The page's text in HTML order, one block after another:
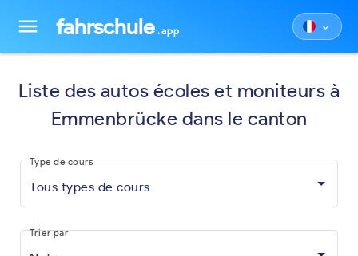
menu fahrschule .app keyboard_arrow_down
Liste des autos écoles et moniteurs à
Emmenbrücke dans le canton
Tous types de cours
Type de cours
Trier par